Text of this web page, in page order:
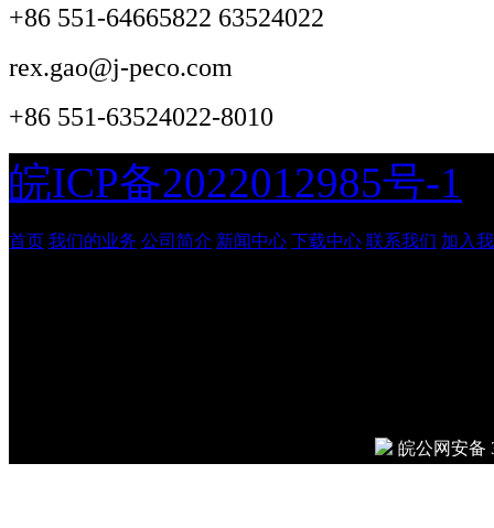
+86 551-64665822 63524022
rex.gao@j-peco.com
+86 551-63524022-8010
皖ICP备2022012985号-1
首页 我们的业务 公司简介 新闻中心 下载中心 联系我们 加入
皖公网安备